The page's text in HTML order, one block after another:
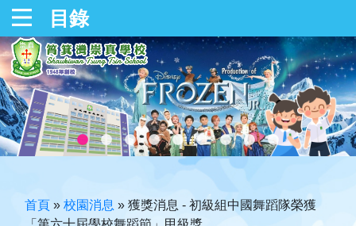
目錄
首頁 » 校園消息 » 獲獎消息 - 初級組中國舞蹈隊榮獲